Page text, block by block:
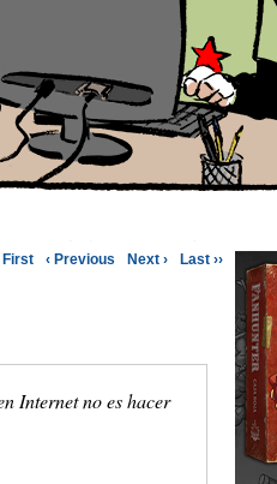
First ‹ Previous Next › Last ››
Internet no es hacer